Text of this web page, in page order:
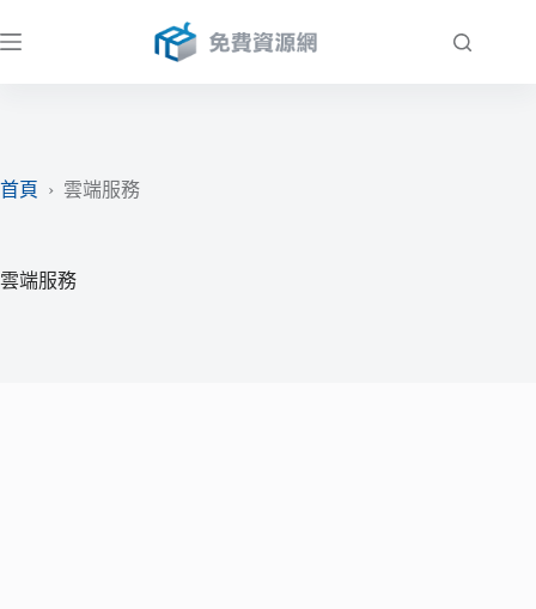
至
首頁
› 雲端服務
雲端服務